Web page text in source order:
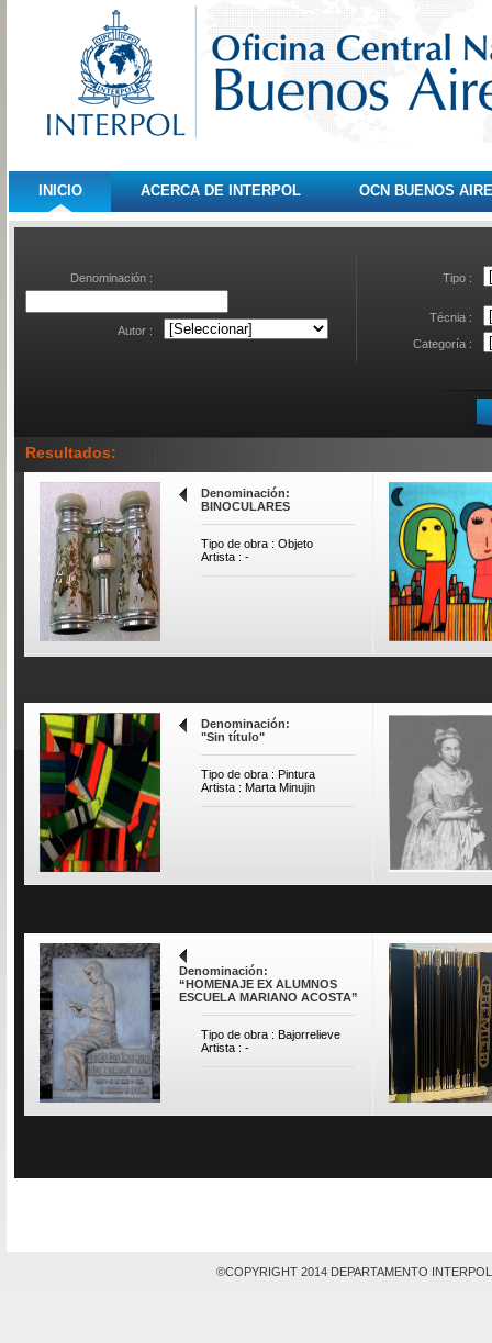
INICIO ACERCA DE INTERPOL OCN BUENOS
Denominación :
Autor :
Tipo :
Técnia :
Categoría :
Resultados:
Denominación:
BINOCULARES
Tipo de obra : Objeto
Artista : -
Denominación:
"Sin título"
Tipo de obra : Pintura
Artista : Marta Minujin
Denominación:
“HOMENAJE EX ALUMNOS
ESCUELA MARIANO ACOSTA”
Tipo de obra : Bajorrelieve
Artista : -
©COPYRIGHT 2014 DEPARTAMENTO